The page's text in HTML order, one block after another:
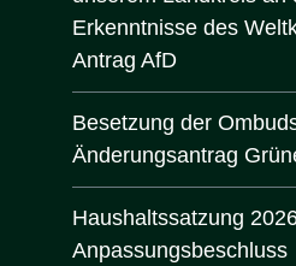
Erkenntnisse des
Antrag AfD
Besetzung der
Änderungsantrag
Haushaltssatzung
Anpassungsbeschluss